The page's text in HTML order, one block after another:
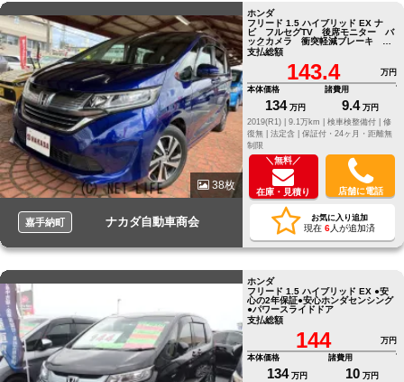
38枚
嘉手納町 ナカダ自動車商会
ホンダ
フリード 1.5 ハイブリッド EX ナ
ビ フルセグTV 後席モニター バ
ックカメラ 衝突軽減ブレーキ 両
側電動スライドドア
支払総額
143.4
万円
本体価格
134 万円
諸費用
9.4 万円
2019(R1) |
9.1万km | 検車検整備付 | 修
復無 | 法定含 | 保証付・24ヶ月・距離無
制限
＼無料／
在庫・見積り 店舗に電話
お気に入り追加
現在 6人が追加済
ホンダ
フリード 1.5 ハイブリッド EX ●安
心の2年保証●安心ホンダセンシング
●パワースライドドア
支払総額
144
万円
本体価格
134 万円
諸費用
10 万円